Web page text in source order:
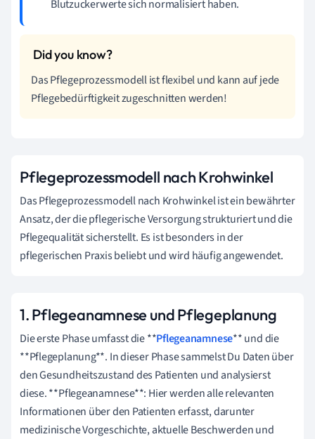
Blutzuckerwerte sich normalisiert haben.
Das Pflegeprozessmodell ist flexibel und kann auf jede
Pflegebedürftigkeit zugeschnitten werden!
Pflegeprozessmodell nach Krohwinkel
Das Pflegeprozessmodell nach Krohwinkel ist ein bewährter
Ansatz, der die pflegerische Versorgung strukturiert und die
Pflegequalität sicherstellt. Es ist besonders in der
pflegerischen Praxis beliebt und wird häufig angewendet.
1. Pflegeanamnese und Pflegeplanung
Die erste Phase umfasst die **Pflegeanamnese** und die
**Pflegeplanung**. In dieser Phase sammelst Du Daten über
den Gesundheitszustand des Patienten und analysierst
diese. **Pflegeanamnese**: Hier werden alle relevanten
Informationen über den Patienten erfasst, darunter
medizinische Vorgeschichte, aktuelle Beschwerden und